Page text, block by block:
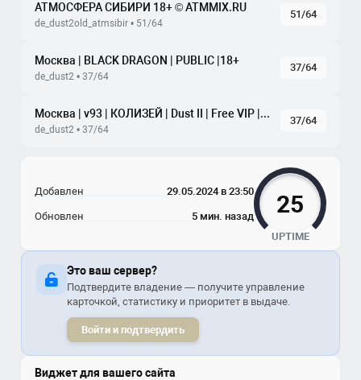
АТМОСФЕРА СИБИРИ 18+ © ATMMIX.RU
de_dust2old_atmsibir • 51/64
51/64
Москва | BLACK DRAGON | PUBLIC |18+
de_dust2 • 37/64
37/64
Москва | v93 | КОЛИЗЕЙ | Dust II | Free VIP | tickrate 100
de_dust2 • 37/64
37/64
Добавлен 29.05.2024 в 23:50
Обновлен 5 мин. назад 25
UPTIME
Это ваш сервер?
Подтвердите владение — получите управление
карточкой, статистику и приоритет в выдаче.
Войти и подтвердить
Виджет для вашего сайта